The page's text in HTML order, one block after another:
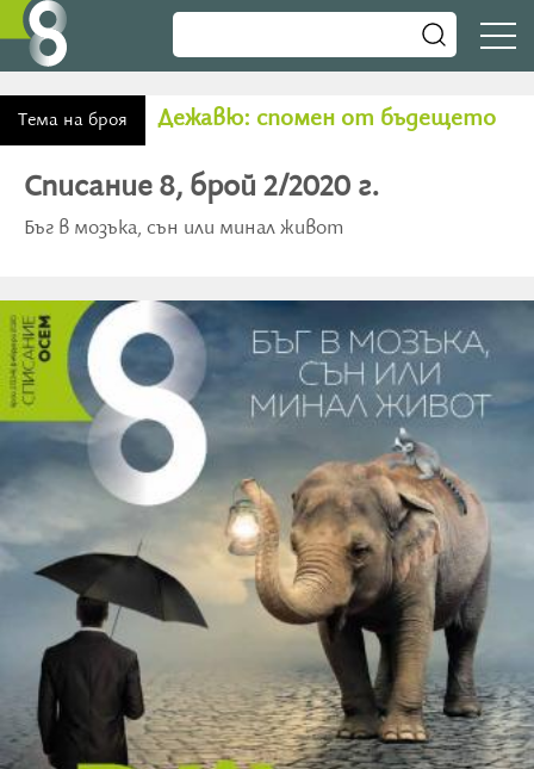
Тема на броя Дежавю: спомен от бъдещето
Списание 8, брой 2/2020 г.
Бъг в мозъка, сън или минал живот